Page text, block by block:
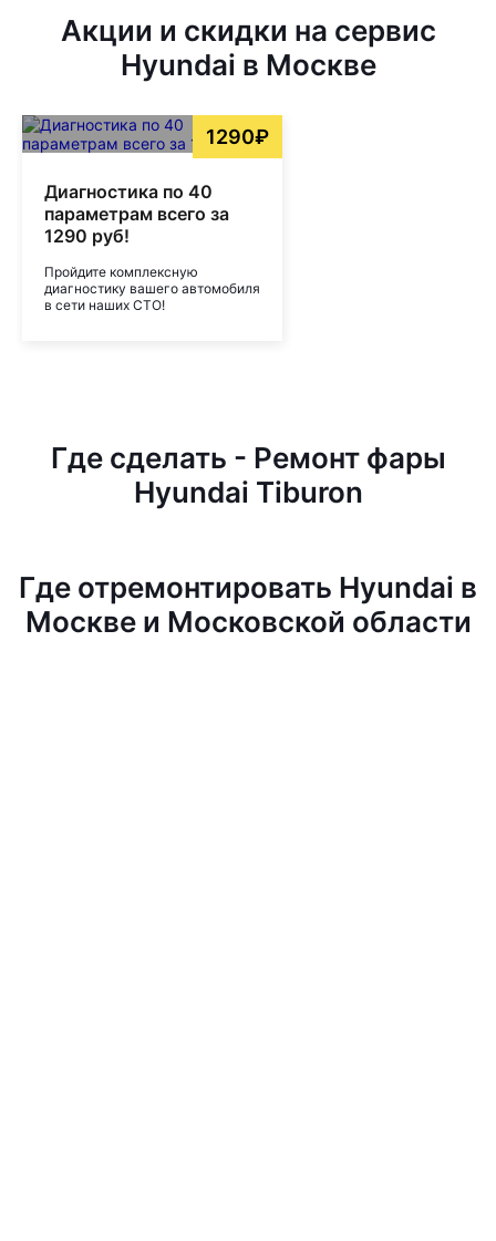
Акции и скидки на сервис
Hyundai в Москве
1290₽
Диагностика по 40
параметрам всего за
1290 руб!
Пройдите комплексную
диагностику вашего автомобиля
в сети наших СТО!
Где сделать - Ремонт фары
Hyundai Tiburon
Где отремонтировать Hyundai в
Москве и Московской области